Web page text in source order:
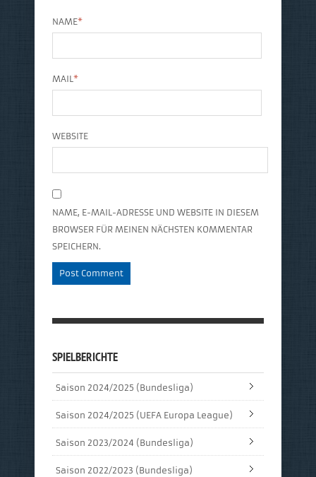
NAME*
MAIL*
WEBSITE
NAME, E-MAIL-ADRESSE UND WEBSITE IN DIESEM
BROWSER FÜR MEINEN NÄCHSTEN KOMMENTAR
SPEICHERN.
SPIELBERICHTE
Saison 2024/2025 (Bundesliga)
Saison 2024/2025 (UEFA Europa League)
Saison 2023/2024 (Bundesliga)
Saison 2022/2023 (Bundesliga)